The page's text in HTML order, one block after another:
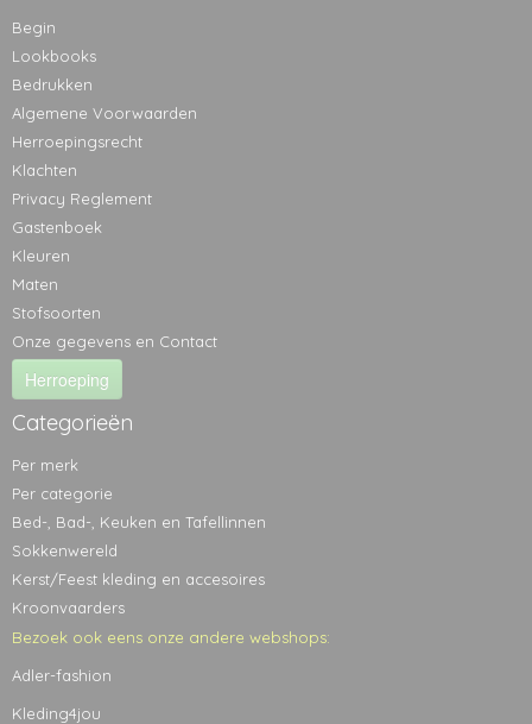
Begin
Lookbooks
Bedrukken
Algemene Voorwaarden
Herroepingsrecht
Klachten
Privacy Reglement
Gastenboek
Kleuren
Maten
Stofsoorten
Onze gegevens en Contact
Herroeping
Categorieën
Per merk
Per categorie
Bed-, Bad-, Keuken en Tafellinnen
Sokkenwereld
Kerst/Feest kleding en accesoires
Kroonvaarders
Bezoek ook eens onze andere webshops:
Adler-fashion
Kleding4jou